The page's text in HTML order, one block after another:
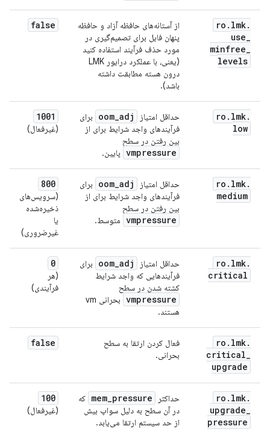
ro . lmk.
use_
minfree_
levels
از آستانه‌های حافظه آزاد و حافظه
پنهان فایل برای تصمیم‌گیری در
مورد حذف فرآیند استفاده کنید
(یعنی، با عملکرد درایور LMK
درون هسته مطابقت داشته
باشد).
false
ro . lmk.
low
حداقل امتیاز oom_adj
برای
فرآیندهای واجد شرایط برای از
بین رفتن در سطح
vmpressure پایین.
1001
(غیرفعال)
ro . lmk.
medium
حداقل امتیاز oom_adj
برای
فرآیندهای واجد شرایط برای از
بین رفتن در سطح
vmpressure متوسط.
800
(سرویس‌های
ذخیره‌شده
یا
غیرضروری)
ro . lmk.
critical
حداقل امتیاز oom_adj
برای
فرآیندهایی که واجد شرایط
کشته شدن در سطح
vmpressure
بحرانی vm
هستند.
0
(هر
فرآیندی)
ro . lmk.
critical_
upgrade
فعال کردن ارتقا به سطح
بحرانی.
false
ro . lmk.
upgrade_
pressure
حداکثر mem_pressure
که
در آن سطح به دلیل سواپ بیش
از حد سیستم ارتقا می‌یابد.
100
(غیرفعال)